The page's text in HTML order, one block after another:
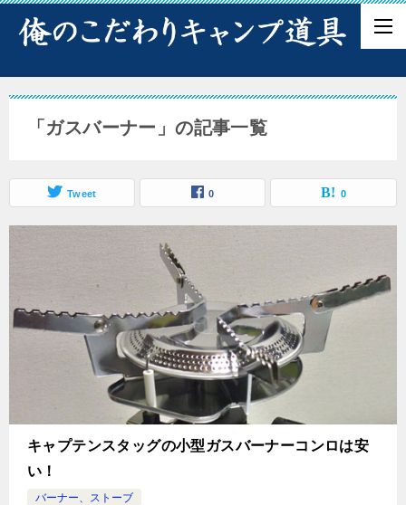
「ガスバーナー」の記事一覧
Tweet 0 0
キャプテンスタッグの小型ガスバーナーコンロは安
い！
バーナー、ストーブ